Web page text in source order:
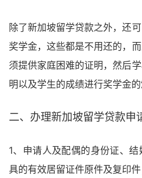
除了新加坡留学贷款之外，还
奖学金，这些都是不用还的，
须提供家庭困难的证明，然后
明以及学生的成绩进行奖学金的
二、办理新加坡留学贷款申
1、申请人及配偶的身份证、
具的有效居留证件原件及复印件